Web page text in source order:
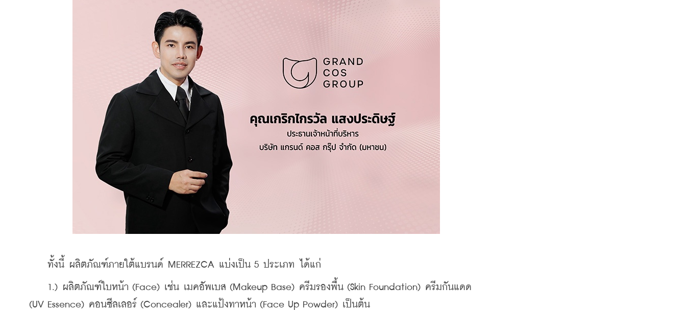
ทั้งนี้ ผลิตภัณฑ์ภายใต้แบรนด์ MERREZCA แบ่งเป็น 5 ประเภท ได้แก่
1.) ผลิตภัณฑ์ใบหน้า (Face) เช่น เมคอัพเบส (Makeup Base) ครีมรองพื้น (Skin Foundation) ครีมกันแดด
(UV Essence) คอนซีลเลอร์ (Concealer) และแป้งทาหน้า (Face Up Powder) เป็นต้น